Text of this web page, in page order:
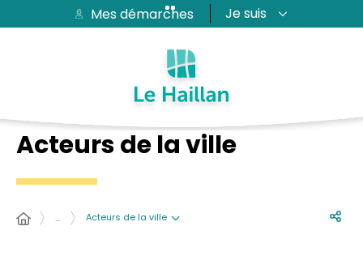
Aide et accessibilité
Passer au menu
Passer au contenuMes démarches Je suis
Acteurs de la ville
… Acteurs de la ville